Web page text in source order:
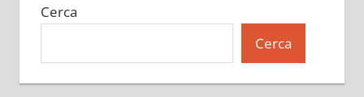
Cerca
Cerca